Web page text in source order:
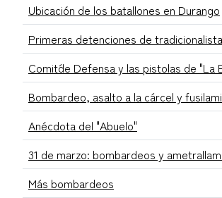
Ubicación de los batallones en Durango
Primeras detenciones de
Comit´de Defensa y las pistolas de "La
Bombardeo, asalto a la cárcel y
Anécdota del "Abuelo"
31 de marzo: bombardeos y
Más bombardeos